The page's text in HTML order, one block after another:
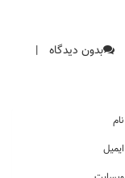
بدون دیدگاه
|
نام
ایمیل